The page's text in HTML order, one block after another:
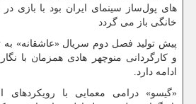
های پول‌ساز سینمای ایران بود با بازی
خانگی باز می گردد
پیش‌ تولید فصل دوم سریال «عاشقانه» به
و کارگردانی منوچهر هادی همزمان با
ادامه دارد
«گیسو» درامی معمایی با